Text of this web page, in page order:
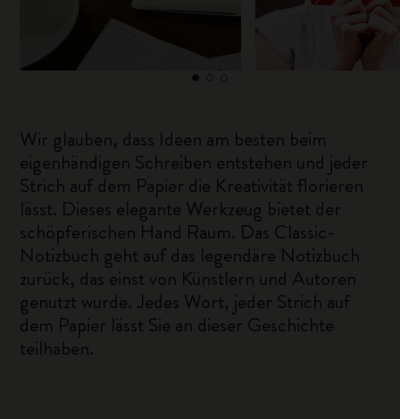
Wir glauben, dass Ideen am besten beim
eigenhändigen Schreiben entstehen und jeder
Strich auf dem Papier die Kreativität florieren
lässt. Dieses elegante Werkzeug bietet der
schöpferischen Hand Raum. Das Classic-
Notizbuch geht auf das legendäre Notizbuch
zurück, das einst von Künstlern und Autoren
genutzt wurde. Jedes Wort, jeder Strich auf
dem Papier lässt Sie an dieser Geschichte
teilhaben.